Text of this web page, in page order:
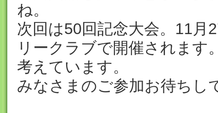
ね。
次回は50回記念大会。11月
リークラブで開催されます
考えています。
みなさまのご参加お待ちし